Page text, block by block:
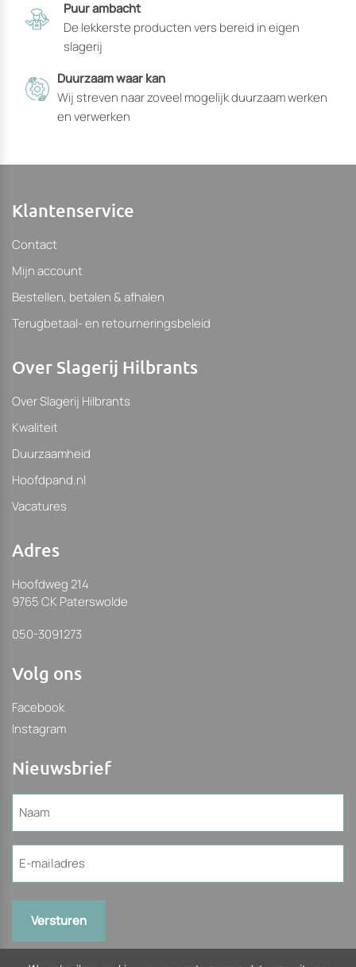
kunnen
worden
Puur ambacht
De lekkerste producten vers bereid in eigen
slagerij
Duurzaam waar kan
Wij streven naar zoveel mogelijk duurzaam werken
en verwerken
Klantenservice
Contact
Mijn account
Bestellen, betalen & afhalen
Terugbetaal- en retourneringsbeleid
Over Slagerij Hilbrants
Over Slagerij Hilbrants
Kwaliteit
Duurzaamheid
Hoofdpand.nl
Vacatures
Adres
Hoofdweg 214
9765 CK Paterswolde
050-3091273
Volg ons
Facebook
Instagram
Nieuwsbrief
mailadres